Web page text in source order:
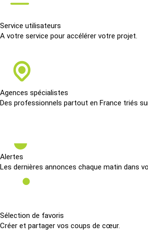
Service utilisateurs
A votre service pour accélérer votre projet.
Agences spécialistes
Des professionnels partout en France triés
Alertes
Les dernières annonces chaque matin dans
Sélection de favoris
Créer et partager vos coups de cœur.